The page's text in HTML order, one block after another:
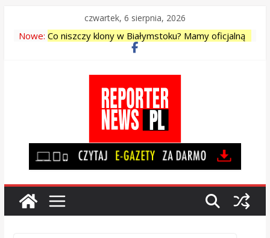
content
czwartek, 6 sierpnia, 2026
Nowe: Co niszczy klony w Białymstoku? Mamy oficjalną
odpowiedź Urzędu Miejskiego
ofertami</strong>
Dodatek dla sieroty zupełnej
Akumulatory – Auto – Moto – Wasilkowska |
„Zainwestowała” ponad 190 tysięcy które zasiliły